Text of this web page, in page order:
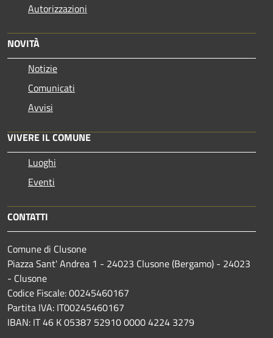
Autorizzazioni
NOVITÀ
Notizie
Comunicati
Avvisi
VIVERE IL COMUNE
Luoghi
Eventi
CONTATTI
Comune di Clusone
Piazza Sant' Andrea 1 - 24023 Clusone (Bergamo) - 24023
- Clusone
Codice Fiscale: 00245460167
Partita IVA: IT00245460167
IBAN: IT 46 K 05387 52910 0000 4224 3279